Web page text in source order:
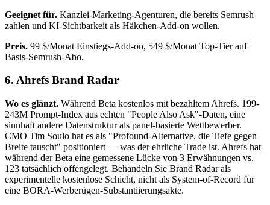
Geeignet für. Kanzlei-Marketing-Agenturen, die bereits Semrush
zahlen und KI-Sichtbarkeit als Häkchen-Add-on wollen.
Preis. 99 $/Monat Einstiegs-Add-on, 549 $/Monat Top-Tier auf
Basis-Semrush-Abo.
6. Ahrefs Brand Radar
Wo es glänzt. Während Beta kostenlos mit bezahltem Ahrefs. 199-
243M Prompt-Index aus echten "People Also Ask"-Daten, eine
sinnhaft andere Datenstruktur als panel-basierte Wettbewerber.
CMO Tim Soulo hat es als "Profound-Alternative, die Tiefe gegen
Breite tauscht" positioniert — was der ehrliche Trade ist. Ahrefs hat
während der Beta eine gemessene Lücke von 3 Erwähnungen vs.
123 tatsächlich offengelegt. Behandeln Sie Brand Radar als
experimentelle kostenlose Schicht, nicht als System-of-Record für
eine BORA-Werberügen-Substantiierungsakte.